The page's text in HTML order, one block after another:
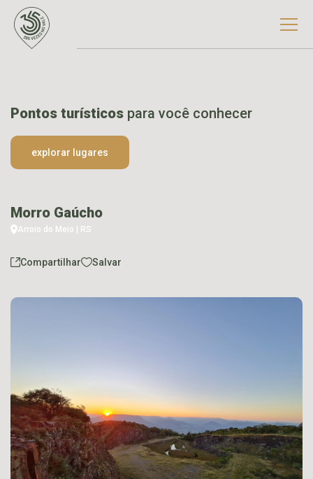
Pontos turísticos para você conhecer
explorar lugares
Morro Gaúcho
Arroio do Meio | RS
Compartilhar Salvar